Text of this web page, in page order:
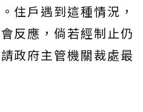
住戶遇到這種情況，
反應，倘若經制止仍
政府主管機關裁處最